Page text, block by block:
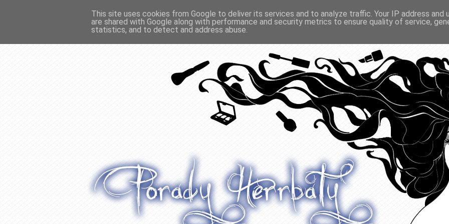
O WŁOSACH RECENZJE WYWIADY O ODŻYWIANIU GADŻETY KONKURSY POLECANE
This site uses cookies from Google to deliver its services and to analyze traffic. Your IP address and
are shared with Google along with performance and security metrics to ensure quality of service,
statistics, and to detect and address abuse.